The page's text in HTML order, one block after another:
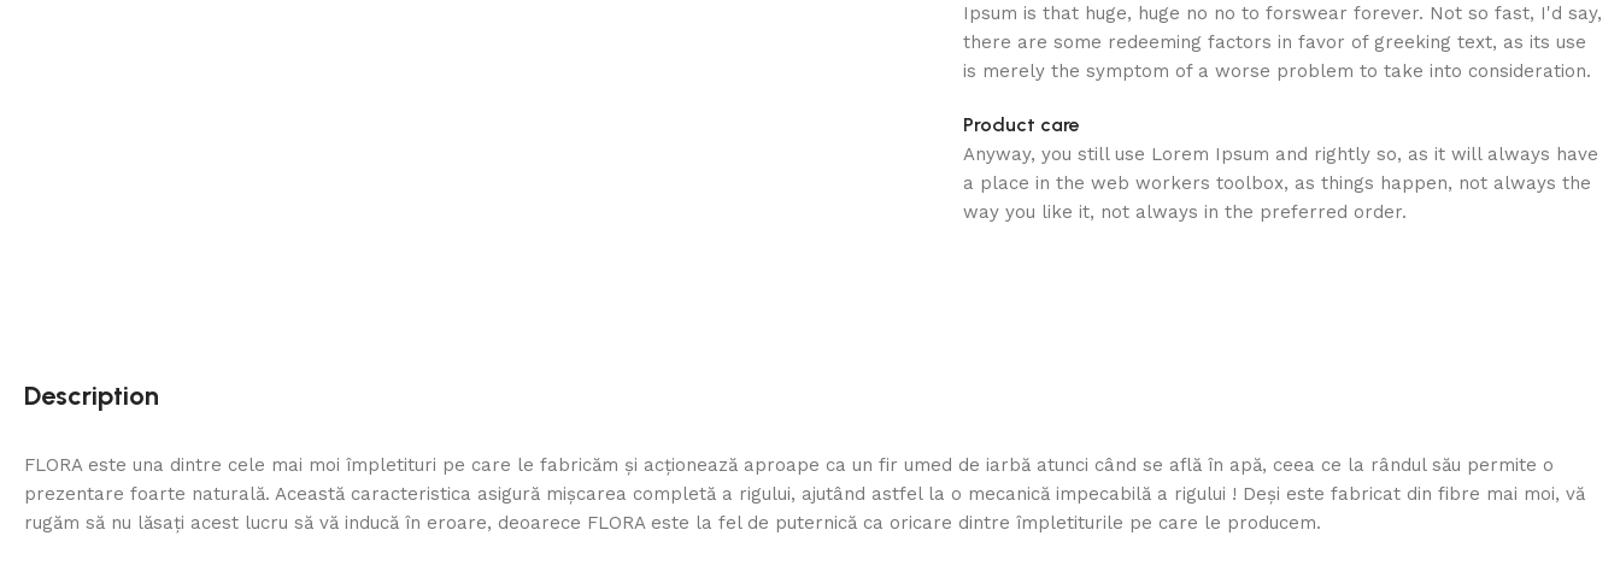
Ipsum is that huge, huge no no to forswear forever. Not so fast, I'd say,
there are some redeeming factors in favor of greeking text, as its use
is merely the symptom of a worse problem to take into consideration.
Product care
Anyway, you still use Lorem Ipsum and rightly so, as it will always have
a place in the web workers toolbox, as things happen, not always the
way you like it, not always in the preferred order.
Description
FLORA este una dintre cele mai moi împletituri pe care le fabricăm și acționează aproape ca un fir umed de iarbă atunci când se află în apă, ceea ce la rândul său permite o
prezentare foarte naturală. Această caracteristica asigură mișcarea completă a rigului, ajutând astfel la o mecanică impecabilă a rigului ! Deși este fabricat din fibre mai moi, vă
rugăm să nu lăsați acest lucru să vă inducă în eroare, deoarece FLORA este la fel de puternică ca oricare dintre împletiturile pe care le producem.